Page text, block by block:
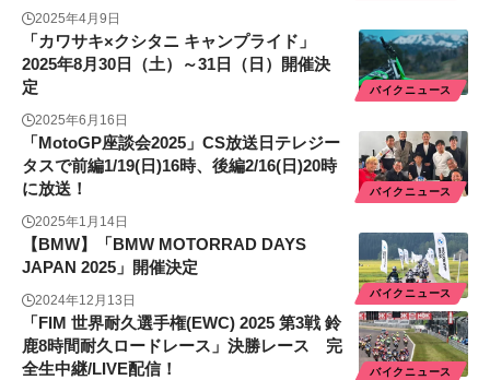
2025年4月9日
バイクニュース
「カワサキ×クシタニ キャンプライド」
2025年8月30日（土）～31日（日）開催決
定
2025年6月16日
バイクニュース
「MotoGP座談会2025」CS放送日テレジー
タスで前編1/19(日)16時、後編2/16(日)20時
に放送！
2025年1月14日
バイクニュース
【BMW】「BMW MOTORRAD DAYS
JAPAN 2025」開催決定
2024年12月13日
バイクニュース
「FIM 世界耐久選手権(EWC) 2025 第3戦 鈴
鹿8時間耐久ロードレース」決勝レース 完
全生中継/LIVE配信！